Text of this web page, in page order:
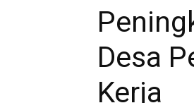
Desa
Kerja